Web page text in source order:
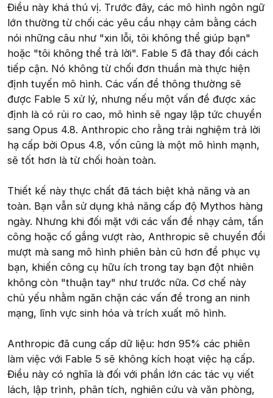
Điều này khá thú vị. Trước đây, các mô hình ngôn ngữ
lớn thường từ chối các yêu cầu nhạy cảm bằng cách
nói những câu như "xin lỗi, tôi không thể giúp bạn"
hoặc "tôi không thể trả lời". Fable 5 đã thay đổi cách
tiếp cận. Nó không từ chối đơn thuần mà thực hiện
định tuyến mô hình. Các vấn đề thông thường sẽ
được Fable 5 xử lý, nhưng nếu một vấn đề được xác
định là có rủi ro cao, mô hình sẽ ngay lập tức chuyển
sang Opus 4.8. Anthropic cho rằng trải nghiệm trả lời
hạ cấp bởi Opus 4.8, vốn cũng là một mô hình mạnh,
sẽ tốt hơn là từ chối hoàn toàn.
Thiết kế này thực chất đã tách biệt khả năng và an
toàn. Bạn vẫn sử dụng khả năng cấp độ Mythos hàng
ngày. Nhưng khi đối mặt với các vấn đề nhạy cảm, tấn
công hoặc cố gắng vượt rào, Anthropic sẽ chuyển đổi
mượt mà sang mô hình phiên bản cũ hơn để phục vụ
bạn, khiến công cụ hữu ích trong tay bạn đột nhiên
không còn "thuận tay" như trước nữa. Cơ chế này
chủ yếu nhằm ngăn chặn các vấn đề trong an ninh
mạng, lĩnh vực sinh hóa và trích xuất mô hình.
Anthropic đã cung cấp dữ liệu: hơn 95% các phiên
làm việc với Fable 5 sẽ không kích hoạt việc hạ cấp.
Điều này có nghĩa là đối với phần lớn các tác vụ viết
lách, lập trình, phân tích, nghiên cứu và văn phòng,